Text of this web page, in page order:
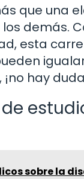
que una
demás.
esta
hay
sobre la